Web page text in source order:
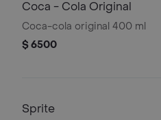
Coca - Cola Original
Coca-cola original 400 ml
$ 6500
Sprite